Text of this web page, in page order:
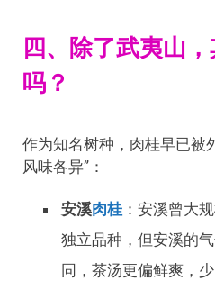
四、除了武夷山
吗？
作为知名树种，肉桂早已被
风味各异”：
安溪肉桂 ：安溪曾大
独立品种，但安溪的
同，茶汤更偏鲜爽，